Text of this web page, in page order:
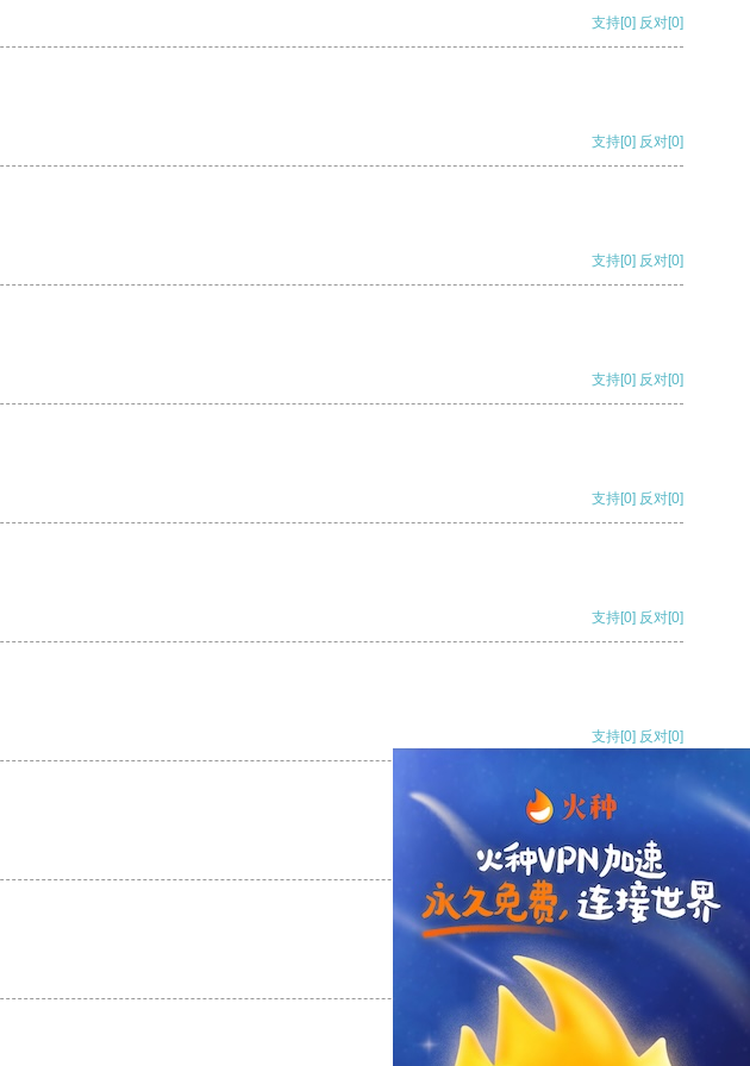
支持[0] 反对[0]
支持[0] 反对[0]
支持[0] 反对[0]
支持[0] 反对[0]
支持[0] 反对[0]
支持[0] 反对[0]
支持[0] 反对[0]
支持[0] 反对
支持